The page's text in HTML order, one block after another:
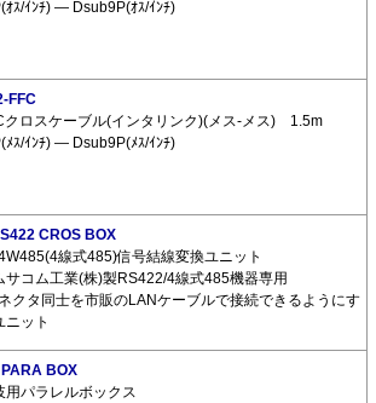
ｵｽ/ｲﾝﾁ) ― Dsub9P(ｵｽ/ｲﾝﾁ)
FFC
クロスケーブル(インタリンク)(メス-メス) 1.5m
ﾒｽ/ｲﾝﾁ) ― Dsub9P(ﾒｽ/ｲﾝﾁ)
CROS BOX
線式485)信号結線変換ユニット
サコム工業(株)製RS422/4線式485機器専用
クタ同士を市販のLANケーブルで接続できるようにす
ニット
BOX
用パラレルボックス